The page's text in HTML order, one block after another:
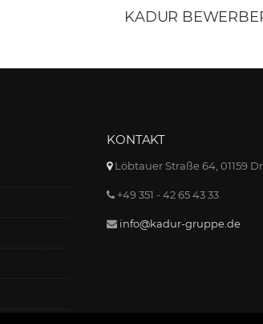
KADUR
KONTAKT
Löbtauer Straße 64, 01159
+49 351 - 42 65 43 33
info@kadur-gruppe.de